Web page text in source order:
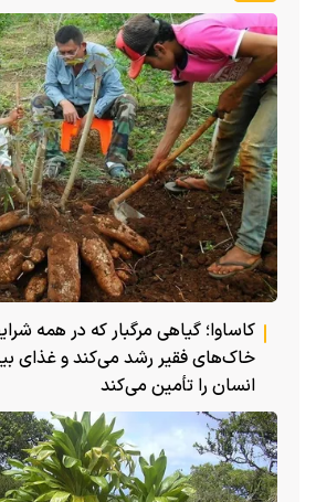
کاساوا؛ گیاهی مرگبار که در همه
خاک‌های فقیر رشد می‌کند و غذای
انسان را تأمین می‌کند